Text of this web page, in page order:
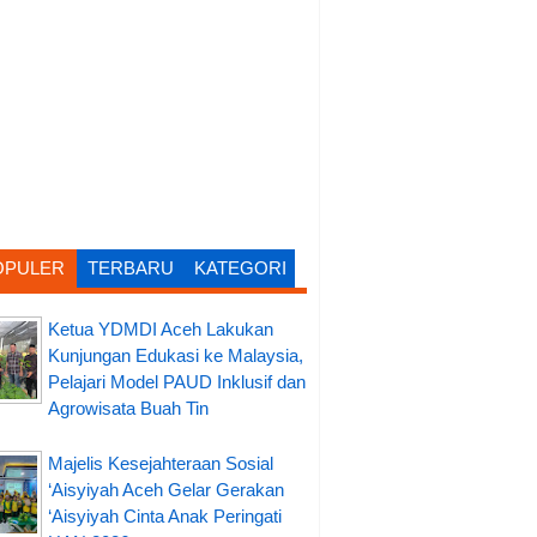
TERBARU KATEGORI
Ketua YDMDI Aceh Lakukan
Kunjungan Edukasi ke Malaysia,
Pelajari Model PAUD Inklusif dan
Agrowisata Buah Tin
Majelis Kesejahteraan Sosial
‘Aisyiyah Aceh Gelar Gerakan
‘Aisyiyah Cinta Anak Peringati